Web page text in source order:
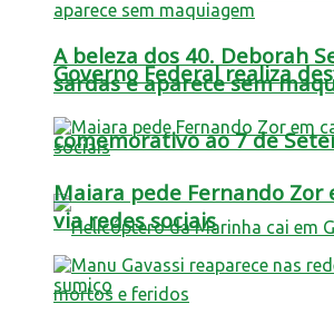
Governo Federal realiza
comemorativo ao 7 de
A beleza dos 40. Deborah
sardas e aparece sem
Maiara pede Fernando Zor
via redes sociais